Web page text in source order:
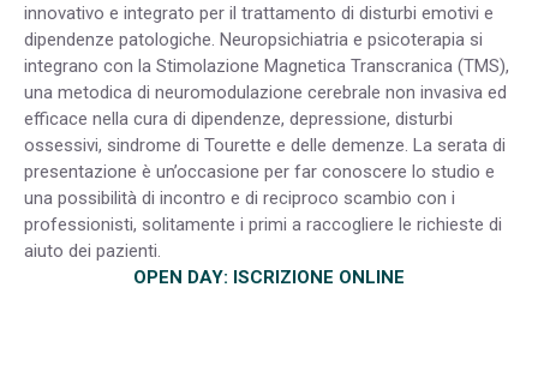
innovativo e integrato per il trattamento di disturbi emotivi e
dipendenze patologiche. Neuropsichiatria e psicoterapia si
integrano con la Stimolazione Magnetica Transcranica (TMS),
una metodica di neuromodulazione cerebrale non invasiva ed
efficace nella cura di dipendenze, depressione, disturbi
ossessivi, sindrome di Tourette e delle demenze. La serata di
presentazione è un’occasione per far conoscere lo studio e
una possibilità di incontro e di reciproco scambio con i
professionisti, solitamente i primi a raccogliere le richieste di
aiuto dei pazienti.
OPEN DAY: ISCRIZIONE ONLINE